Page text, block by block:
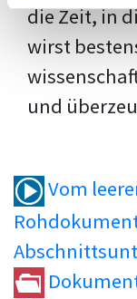
die Zeit, in
wirst
und
Vom